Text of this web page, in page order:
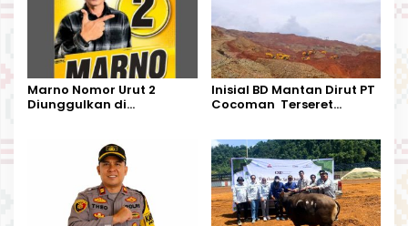
Marno Nomor Urut 2
Diunggulkan di
Harapan Warga
Inisial BD Mantan Dirut PT
Cocoman Terseret
Kalimantan Barat